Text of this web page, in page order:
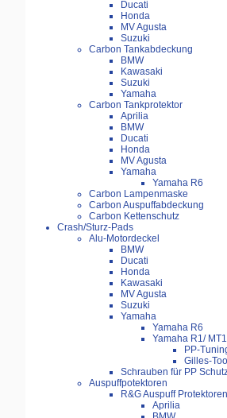
Ducati
Honda
MV Agusta
Suzuki
Carbon Tankabdeckung
BMW
Kawasaki
Suzuki
Yamaha
Carbon Tankprotektor
Aprilia
BMW
Ducati
Honda
MV Agusta
Yamaha
Yamaha R6
Carbon Lampenmaske
Carbon Auspuffabdeckung
Carbon Kettenschutz
Crash/Sturz-Pads
Alu-Motordeckel
BMW
Ducati
Honda
Kawasaki
MV Agusta
Suzuki
Yamaha
Yamaha R6
Yamaha R1/
PP-
Gilles-
Schrauben für PP
Auspuffpotektoren
R&G Auspuff Protektoren
Aprilia